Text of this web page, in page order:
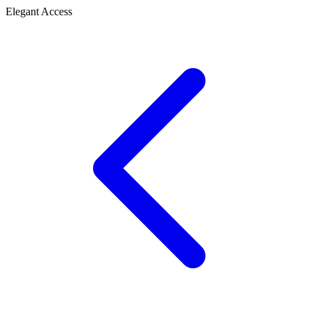
Elegant Access